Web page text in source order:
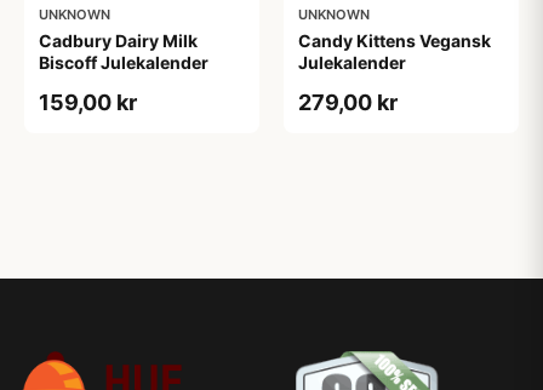
UNKNOWN
Cadbury Dairy Milk
Biscoff Julekalender
159,00 kr
UNKNOWN
Candy Kittens Vegansk
Julekalender
279,00 kr